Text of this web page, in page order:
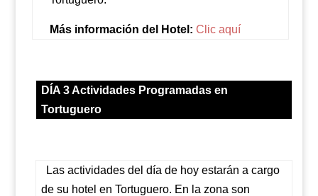
Más información del Hotel: Clic aquí
DÍA 3Actividades Programadas en
Tortuguero
Las actividades del día de hoy estarán a cargo
de su hotel en Tortuguero. En la zona son